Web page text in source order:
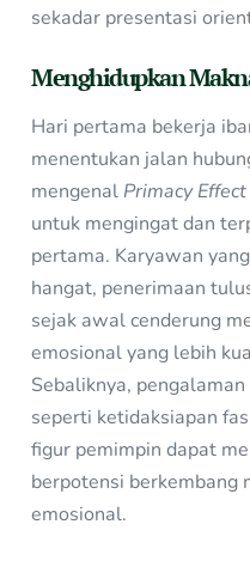
sekadar presentasi
Menghidupkan
Hari pertama bekerja
menentukan jalan
mengenal Primacy Effect
untuk mengingat dan
pertama. Karyawan
hangat, penerimaan
sejak awal cenderung
emosional yang lebih
Sebaliknya,
seperti ketidaksiapan
figur pemimpin dapat
berpotensi berkembang
emosional.